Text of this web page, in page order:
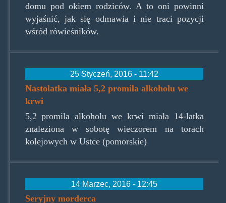
domu pod okiem rodziców. A to oni powinni
wyjaśnić, jak się odmawia i nie traci pozycji
wśród rówieśników.
25 Styczeń, 2016 - 11:42
Nastolatka miała 5,2 promila alkoholu we
krwi
5,2 promila alkoholu we krwi miała 14-latka
znaleziona w sobotę wieczorem na torach
kolejowych w Ustce (pomorskie)
14 Marzec, 2016 - 12:45
Seryjny morderca